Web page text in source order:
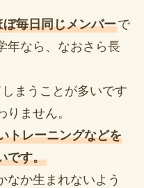
毎日同じメンバーで
年なら、なおさら長
まうことが多いです
ません。
トレーニングなどを
です。
なか生まれないよう